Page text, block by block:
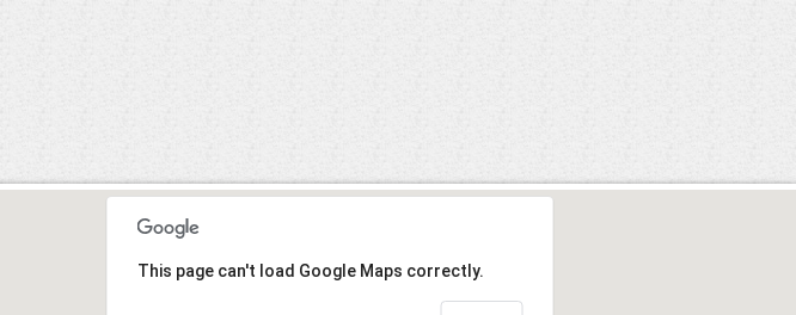
This page can't load Google Maps correctly.